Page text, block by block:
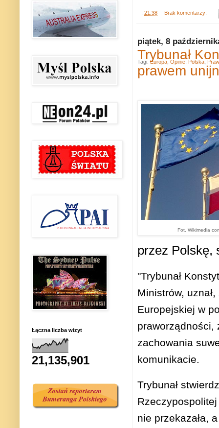
21:38 Brak komentarzy:
piątek, 8
Trybunał
prawem
Fot. Wikimedia
przez Polskę,
"Trybunał
Ministrów,
Europejskiej w
praworządności,
zachowania
komunikacie.
Trybunał
nie przekazała,
Tagi: Europa Opinie Polska
Łączna liczba wizyt
21,135,901